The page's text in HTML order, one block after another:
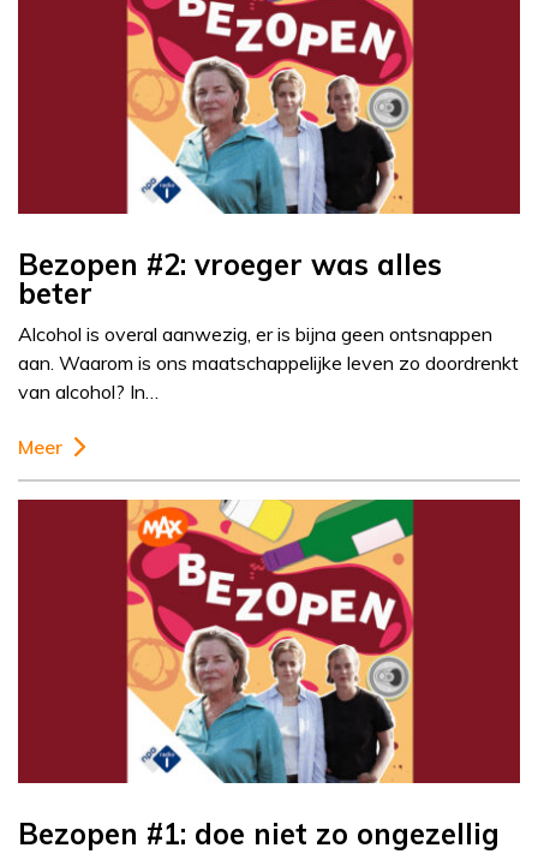
Bezopen #2: vroeger was alles
beter
Alcohol is overal aanwezig, er is bijna geen ontsnappen
aan. Waarom is ons maatschappelijke leven zo doordrenkt
van alcohol? In…
Meer
Bezopen #1: doe niet zo ongezellig